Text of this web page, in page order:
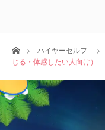
ホームハイヤーセルフ
じる・体感したい人向け）